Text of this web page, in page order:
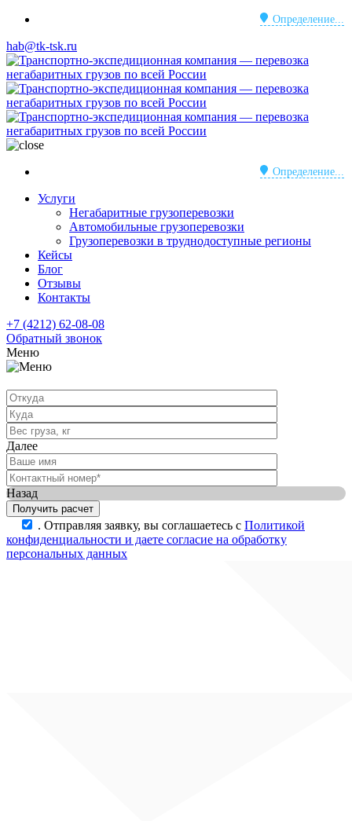
Определение...
hab@tk-tsk.ru
Определение...
Услуги
Негабаритные грузоперевозки
Автомобильные грузоперевозки
Грузоперевозки в труднодоступные регионы
Кейсы
Блог
Отзывы
Контакты
+7 (4212) 62-08-08
Обратный звонок
Меню
Далее
Назад
. Отправляя заявку, вы соглашаетесь с Политикой
конфиденциальности и даете согласие на обработку
персональных данных